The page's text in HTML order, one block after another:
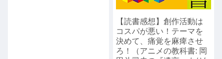
【読書感想】創作活動は
コスパが悪い！テーマを
決めて、痛覚を麻痺させ
ろ！（アニメの教科書: 岡